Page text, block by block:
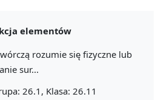
elementów
rozumie się fizyczne lub
sur...
26.1, Klasa: 26.11